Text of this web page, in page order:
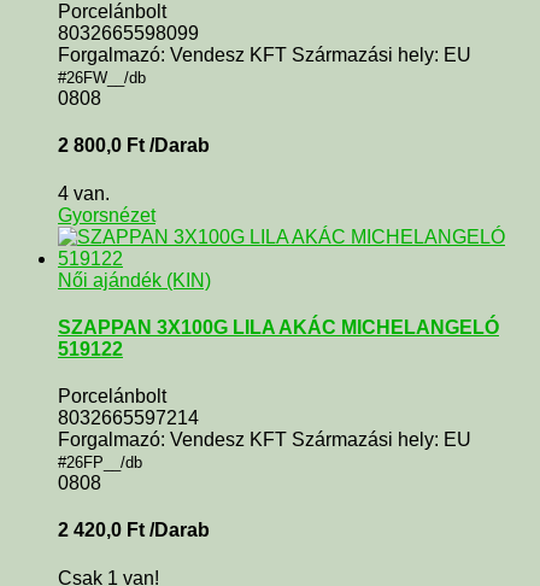
Porcelánbolt
8032665598099
Forgalmazó: Vendesz KFT Származási hely: EU
#26FW__/db
0808
2 800,0 Ft /Darab
4 van.
Gyorsnézet
Női ajándék (KIN)
SZAPPAN 3X100G LILA AKÁC MICHELANGELÓ
519122
Porcelánbolt
8032665597214
Forgalmazó: Vendesz KFT Származási hely: EU
#26FP__/db
0808
2 420,0 Ft /Darab
Csak 1 van!